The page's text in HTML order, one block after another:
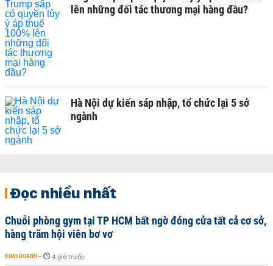
lên những đối tác thương mại hàng đầu?
Hà Nội dự kiến sáp nhập, tổ chức lại 5 sở
ngành
Đọc nhiều nhất
Chuỗi phòng gym tại TP HCM bất ngờ đóng cửa tất cả cơ sở,
hàng trăm hội viên bơ vơ
KINH DOANH - 4 giờ trước